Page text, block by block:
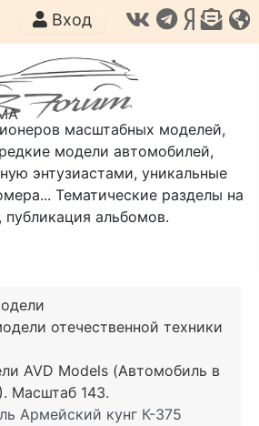
масштабных моделей,
модели автомобилей,
энтузиастами, уникальные
Тематические разделы на
альбомов.
Вход
отечественной техники
AVD Models (Автомобиль в
Масштаб 143.
Армейский кунг К-375